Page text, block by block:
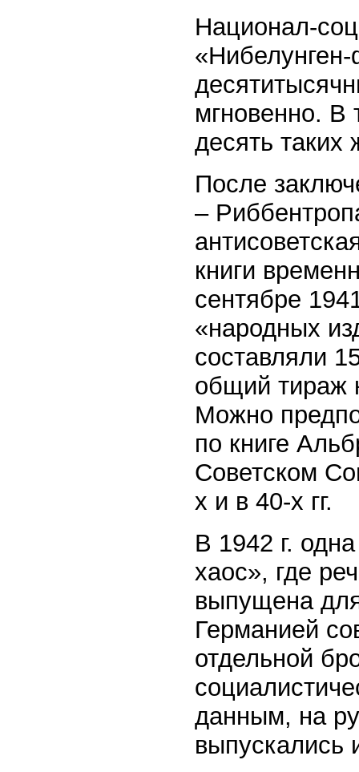
Национал-
«Нибелунген-
мгновенно. В
десять таких
После
–
книги
сентябре
«народных
составляли
общий тираж
Можно
по книге
Советском
х и в 40-х гг.
В 1942 г.
хаос», где
выпущена
Германией
отдельной
данным, на
выпускались